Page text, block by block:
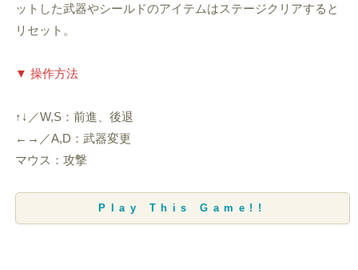
ットした武器やシールドのアイテムはステージクリアすると
リセット。
▼ 操作方法
↑↓／W,S：前進、後退
←→／A,D：武器変更
マウス：攻撃
Play This Game!!